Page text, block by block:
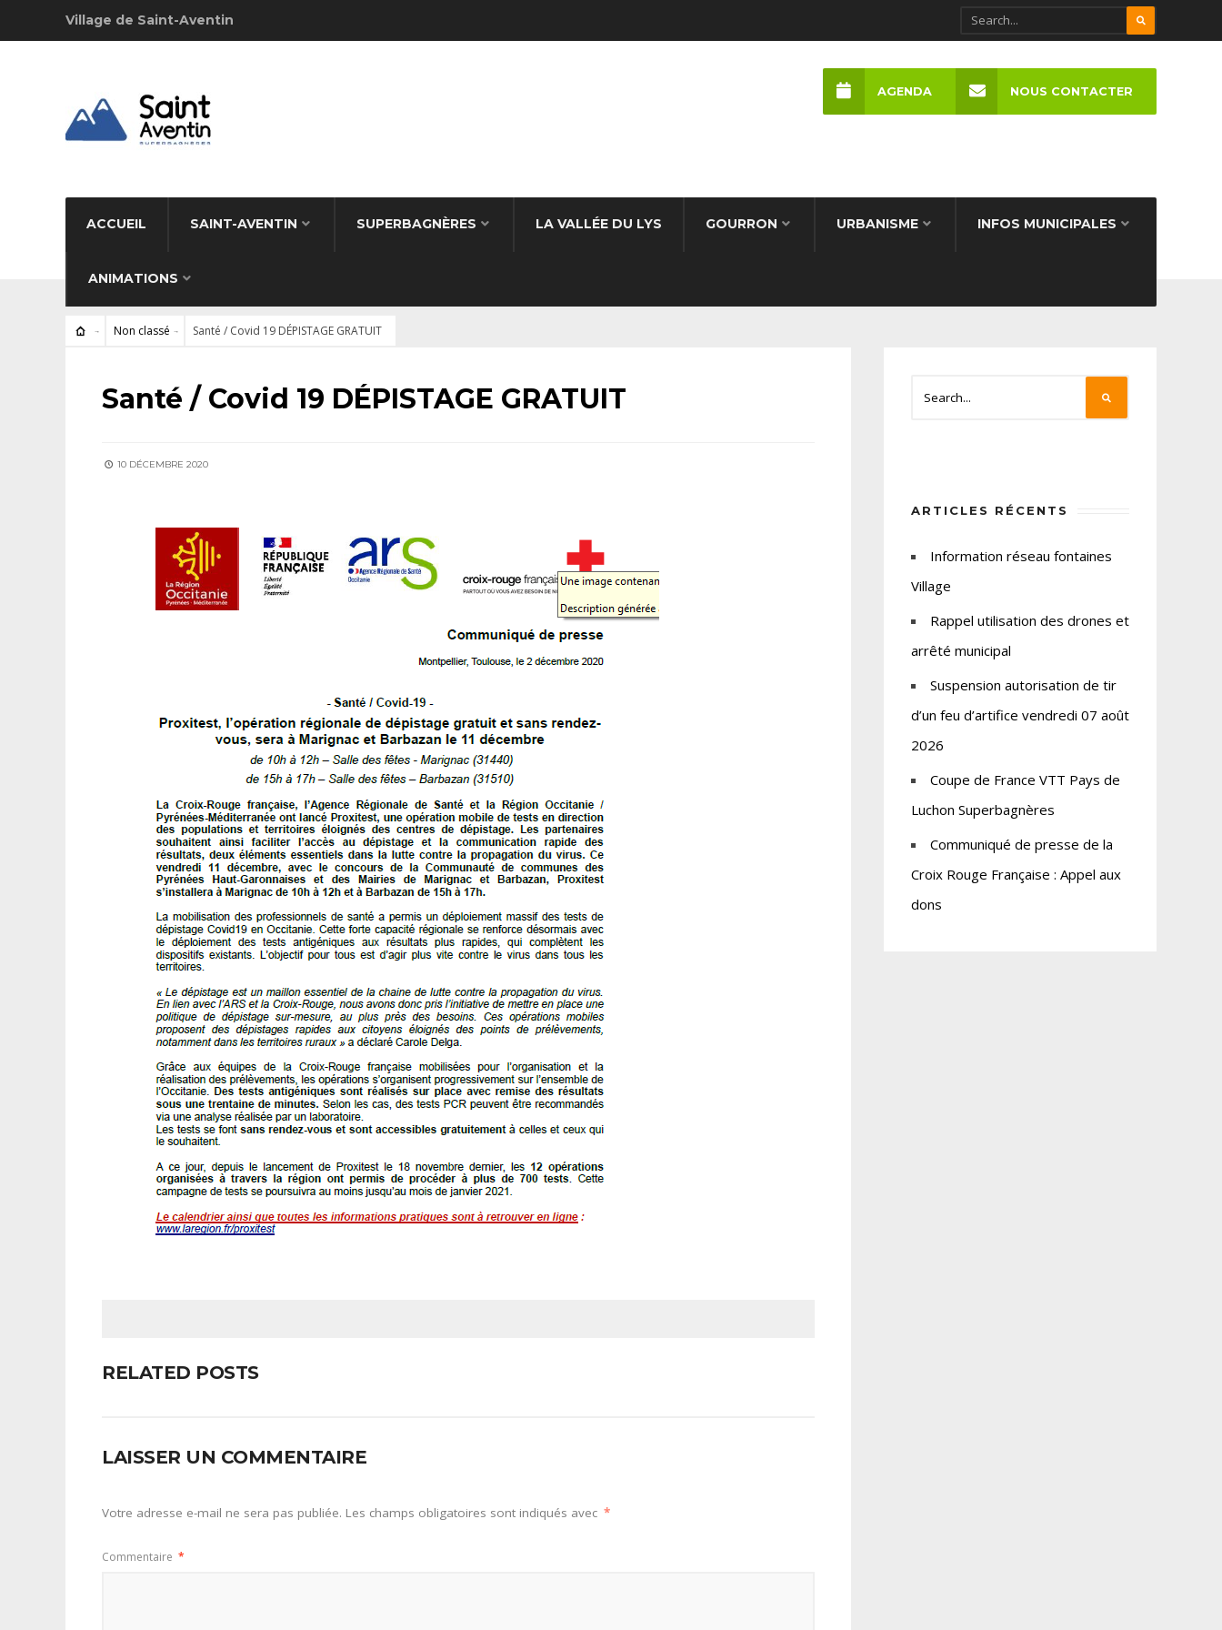
Village de Saint-Aventin
ACCUEIL SAINT-AVENTIN SUPERBAGNÈRES LA VALLÉE DU LYS GOURRON URBANISME INFOS MUNICIPALES
ANIMATIONS
AGENDA NOUS CONTACTER
Non classé Santé / Covid 19 DÉPISTAGE GRATUIT
NON CLASSÉ
Santé / Covid 19 DÉPISTAGE GRATUIT
10 DÉCEMBRE 2020
RELATED POSTS
LAISSER UN COMMENTAIRE
Votre adresse e-mail ne sera pas publiée. Les champs obligatoires sont indiqués avec *
Commentaire *
ARTICLES RÉCENTS
Information réseau fontaines
Village
Rappel utilisation des drones et
arrêté municipal
Suspension autorisation de tir
d’un feu d’artifice vendredi 07 août
2026
Coupe de France VTT Pays de
Luchon Superbagnères
Communiqué de presse de la
Croix Rouge Française : Appel aux
dons